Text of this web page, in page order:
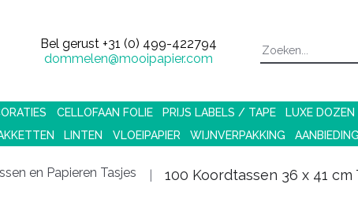
Bel gerust +31 (0) 499-422794
dommelen@mooipapier.com
CELLOFAAN FOLIE PRIJS LABELS / TAPE LUXE
LINTEN VLOEIPAPIER WIJNVERPAKKING
en Papieren Tasjes 100 Koordtassen 36 x 41 cm